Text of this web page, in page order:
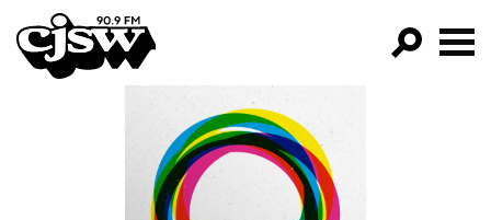
CJSW
FILTER BY:
PROGRAMS